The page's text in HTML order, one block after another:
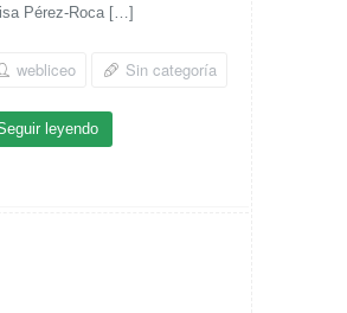
Pérez-Roca […]
webliceo Sin categoría
leyendo